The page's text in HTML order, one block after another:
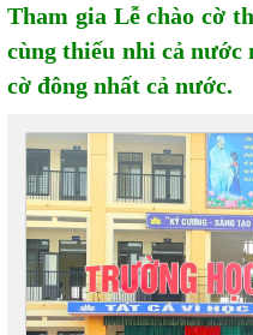
Tham gia Lễ chào cờ
cùng thiếu nhi cả nước
cờ đông nhất cả nước.